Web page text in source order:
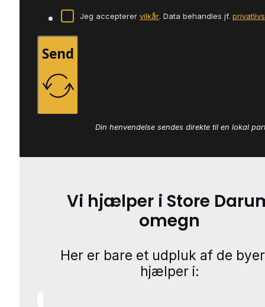
Jeg accepterer vilkår. Data behandles jf.
Send
Din henvendelse sendes direkte til en lokal
Vi hjælper i Store
omegn
Her er bare et udpluk af de
hjælper i: